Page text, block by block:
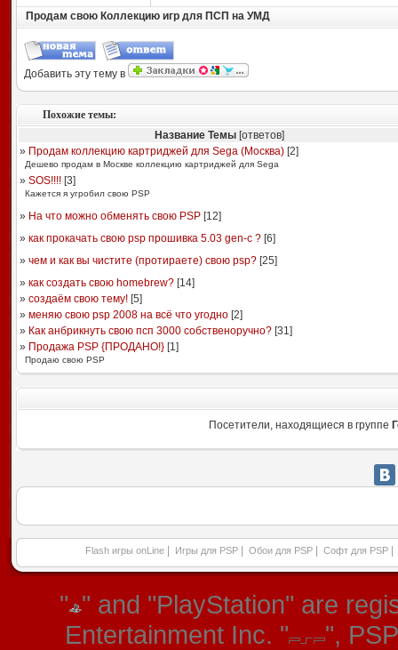
Продам свою Коллекцию игр для ПСП на УМД
Добавить эту тему в
Похожие темы:
Название Темы[ответов]
» Продам коллекцию картриджей для Sega (Москва)[2]
Дешево продам в Москве коллекцию картриджей для Sega
» SOS!!!![3]
Кажется я угробил свою PSP
» На что можно обменять свою PSP[12]
» как прокачать свою psp прошивка 5.03 gen-c ?[6]
» чем и как вы чистите (протираете) свою psp?[25]
» как создать свою homebrew?[14]
» создаём свою тему![5]
» меняю свою psp 2008 на всё что угодно[2]
» Как анбрикнуть свою псп 3000 собственоручно?[31]
» Продажа PSP {ПРОДАНО!}[1]
Продаю свою PSP
Посетители, находящиеся в группе
Flash игры onLine Игры для PSP Обои для PSP Софт для PSP
" " and "PlayStation" are
Entertainment Inc. "
",